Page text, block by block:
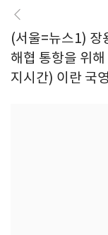
(서울=뉴스1) 장
해협 통항을 위
지시간) 이란 국